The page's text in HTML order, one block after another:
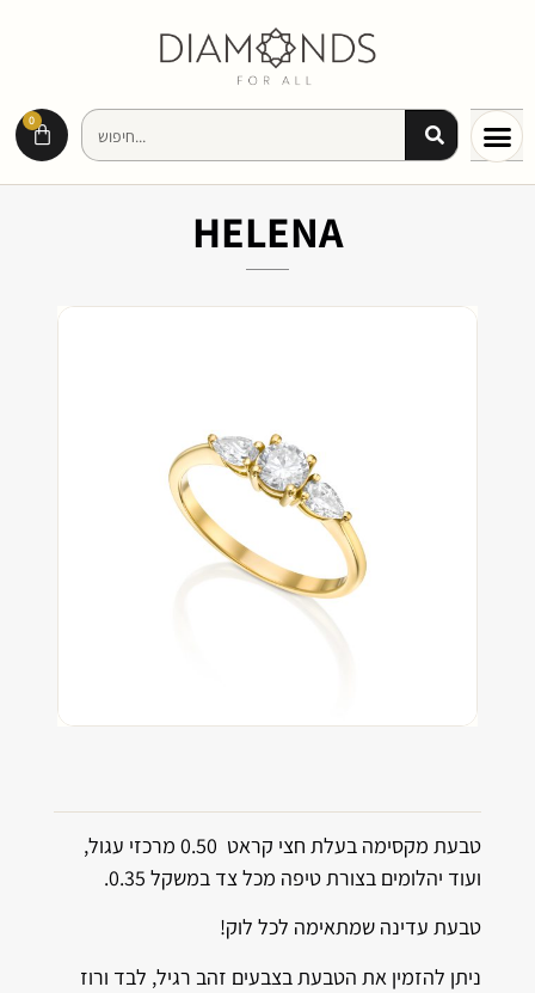
0
HELENA
טבעת מקסימה בעלת חצי קראט 0.50 מרכזי עגול,
ועוד יהלומים בצורת טיפה מכל צד במשקל 0.35.
טבעת עדינה שמתאימה לכל לוק!
ניתן להזמין את הטבעת בצבעים זהב רגיל, לבד ורוז